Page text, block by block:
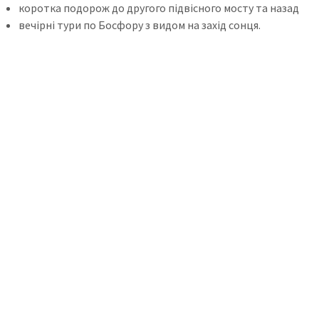
коротка подорож до другого підвісного мосту та назад
вечірні тури по Босфору з видом на захід сонця.